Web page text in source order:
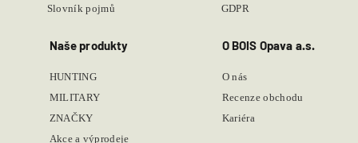
Slovník pojmů
GDPR
Naše produkty
HUNTING
MILITARY
ZNAČKY
Akce a výprodeje
O BOIS Opava a.s.
O nás
Recenze obchodu
Kariéra